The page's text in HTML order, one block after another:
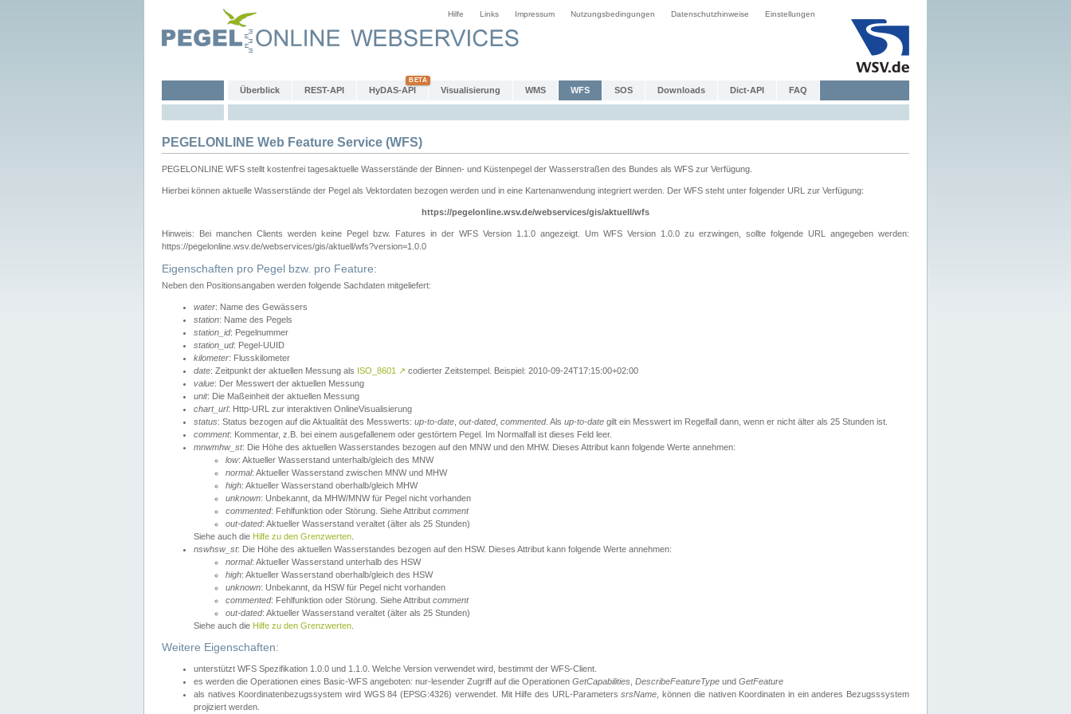
Hilfe Links Impressum Nutzungsbedingungen Datenschutzhinweise Einstellungen
Überblick REST-API HyDAS-API Visualisierung WMS WFS SOS Downloads Dict-API FAQ
PEGELONLINE Web Feature Service (WFS)
PEGELONLINE WFS stellt kostenfrei tagesaktuelle Wasserstände der Binnen- und Küstenpegel der Wasserstraßen des Bundes als WFS zur Verfügung.
Hierbei können aktuelle Wasserstände der Pegel als Vektordaten bezogen werden und in eine Kartenanwendung integriert werden. Der WFS steht unter folgender URL zur Verfügung:
https://pegelonline.wsv.de/webservices/gis/aktuell/wfs
Hinweis: Bei manchen Clients werden keine Pegel bzw. Fatures in der WFS Version 1.1.0 angezeigt. Um WFS Version 1.0.0 zu erzwingen, sollte folgende URL angegeben werden:
https://pegelonline.wsv.de/webservices/gis/aktuell/wfs?version=1.0.0
Eigenschaften pro Pegel bzw. pro Feature:
Neben den Positionsangaben werden folgende Sachdaten mitgeliefert:
water: Name des Gewässers
station: Name des Pegels
station_id: Pegelnummer
station_ud: Pegel-UUID
kilometer: Flusskilometer
date: Zeitpunkt der aktuellen Messung als ISO_8601 ↗ codierter Zeitstempel. Beispiel: 2010-09-24T17:15:00+02:00
value: Der Messwert der aktuellen Messung
unit: Die Maßeinheit der aktuellen Messung
chart_url: Http-URL zur interaktiven OnlineVisualisierung
status: Status bezogen auf die Aktualität des Messwerts: up-to-date out-dated, commented. Als up-to-date gilt ein Messwert im Regelfall dann, wenn er nicht älter als 25 Stunden ist.
comment: Kommentar, z.B. bei einem ausgefallenem oder gestörtem Pegel. Im Normalfall ist dieses Feld leer.
mnwmhw_st: Die Höhe des aktuellen Wasserstandes bezogen auf den MNW und den MHW. Dieses Attribut kann folgende Werte annehmen:
low: Aktueller Wasserstand unterhalb/gleich des MNW
normal: Aktueller Wasserstand zwischen MNW und MHW
high: Aktueller Wasserstand oberhalb/gleich MHW
unknown: Unbekannt, da MHW/MNW für Pegel nicht vorhanden
commented: Fehlfunktion oder Störung. Siehe Attribut comment
out-dated: Aktueller Wasserstand veraltet (älter als 25 Stunden)
Siehe auch die Hilfe zu den Grenzwerten
nswhsw_st: Die Höhe des aktuellen Wasserstandes bezogen auf den HSW. Dieses Attribut kann folgende Werte annehmen:
normal: Aktueller Wasserstand unterhalb des HSW
high: Aktueller Wasserstand oberhalb/gleich des HSW
unknown: Unbekannt, da HSW für Pegel nicht vorhanden
commented: Fehlfunktion oder Störung. Siehe Attribut comment
out-dated: Aktueller Wasserstand veraltet (älter als 25 Stunden)
Siehe auch die Hilfe zu den Grenzwerten
Weitere Eigenschaften:
unterstützt WFS Spezifikation 1.0.0 und 1.1.0. Welche Version verwendet wird, bestimmt der WFS-Client.
es werden die Operationen eines Basic-WFS angeboten: nur-lesender Zugriff auf die Operationen GetCapabilities DescribeFeatureType und GetFeature
als natives Koordinatenbezugssystem wird WGS 84 (EPSG:4326) verwendet. Mit Hilfe des URL-ParameterssrsName , können die nativen Koordinaten in ein anderes Bezugsssystem
projiziert werden.